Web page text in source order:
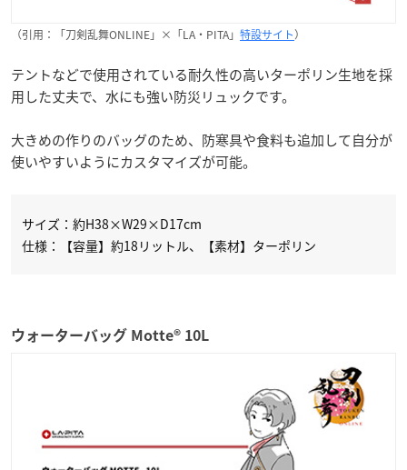
（引用：「刀剣乱舞ONLINE」×「LA・PITA」 特設サイト）
テントなどで使用されている耐久性の高いターポリン生地を採
用した丈夫で、水にも強い防災リュックです。
大きめの作りのバッグのため、防寒具や食料も追加して自分が
使いやすいようにカスタマイズが可能。
サイズ：約H38×W29×D17cm
仕様：【容量】約18リットル、【素材】ターポリン
ウォーターバッグ Motte® 10L